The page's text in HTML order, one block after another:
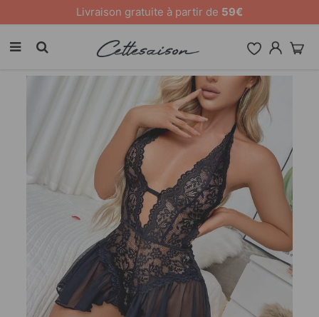
10 % de remise sur tout le site